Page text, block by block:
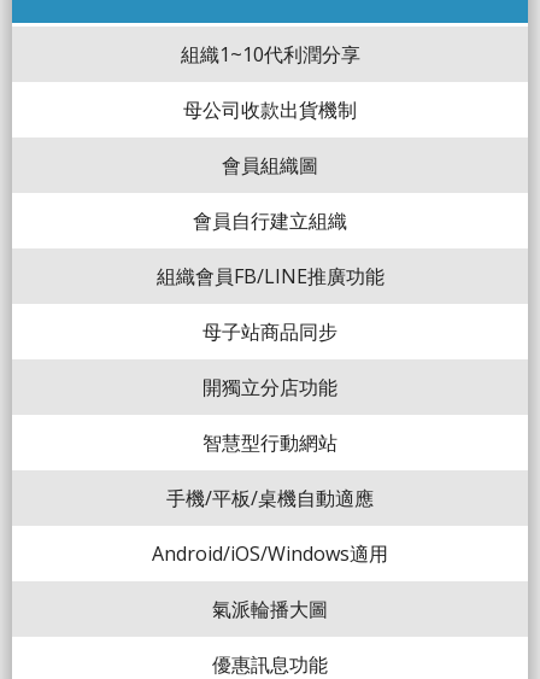
組織1~10代利潤分享
母公司收款出貨機制
會員組織圖
會員自行建立組織
組織會員FB/LINE推廣功能
母子站商品同步
開獨立分店功能
智慧型行動網站
手機/平板/桌機自動適應
Android/iOS/Windows適用
氣派輪播大圖
優惠訊息功能